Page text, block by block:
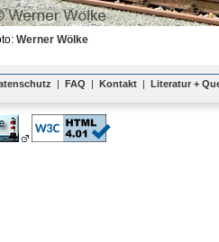
Werner Wölke
| FAQ | Kontakt | Literatur +